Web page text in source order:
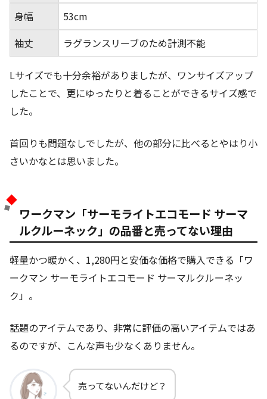
身幅
53cm
袖丈
ラグランスリーブのため計測不能
Lサイズでも十分余裕がありましたが、ワンサイズアップ
したことで、更にゆったりと着ることができるサイズ感で
した。
首回りも問題なしでしたが、他の部分に比べるとやはり小
さいかなとは思いました。
ワークマン「サーモライトエコモード サーマ
ルクルーネック」の品番と売ってない理由
軽量かつ暖かく、1,280円と安価な価格で購入できる「ワ
ークマン サーモライトエコモード サーマルクルーネッ
ク」。
話題のアイテムであり、非常に評価の高いアイテムではあ
るのですが、こんな声も少なくありません。
売ってないんだけど？